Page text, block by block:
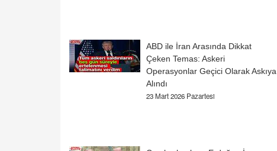
ABD ile İran Arasında Dikkat
Çeken Temas: Askeri
Operasyonlar Geçici Olarak Askıya
Alındı
23 Mart 2026 Pazartesi